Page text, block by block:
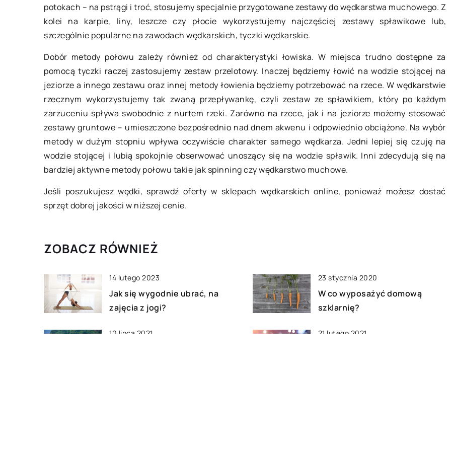
potokach – na pstrągi i troć, stosujemy specjalnie przygotowane zestawy do wędkarstwa muchowego. Z
kolei na karpie, liny, leszcze czy płocie wykorzystujemy najczęściej zestawy spławikowe lub,
szczególnie popularne na zawodach wędkarskich, tyczki wędkarskie.
Dobór metody połowu zależy również od charakterystyki łowiska. W miejsca trudno dostępne za
pomocą tyczki raczej zastosujemy zestaw przelotowy. Inaczej będziemy łowić na wodzie stojącej na
jeziorze a innego zestawu oraz innej metody łowienia będziemy potrzebować na rzece. W wędkarstwie
rzecznym wykorzystujemy tak zwaną przepływankę, czyli zestaw ze spławikiem, który po każdym
zarzuceniu spływa swobodnie z nurtem rzeki. Zarówno na rzece, jak i na jeziorze możemy stosować
zestawy gruntowe – umieszczone bezpośrednio nad dnem akwenu i odpowiednio obciążone. Na wybór
metody w dużym stopniu wpływa oczywiście charakter samego wędkarza. Jedni lepiej się czuję na
wodzie stojącej i lubią spokojnie obserwować unoszący się na wodzie spławik. Inni zdecydują się na
bardziej aktywne metody połowu takie jak spinning czy wędkarstwo muchowe.
Jeśli poszukujesz wędki, sprawdź oferty w sklepach wędkarskich online, ponieważ możesz dostać
sprzęt dobrej jakości w niższej cenie.
ZOBACZ RÓWNIEŻ
14 lutego 2023
Jak się wygodnie ubrać, na
zajęcia z jogi?
23 stycznia 2020
W co wyposażyć domową
szklarnię?
10 lipca 2021 21 lutego 2021
września 2022
silnikowy – Wszystko, co
wiedzieć, ale wstydzisz się
silnikowy jest siłą napędową
samochodu. Smaruje i
silnik poprzez zmniejszenie
i ciepła. Bez oleju silnikowego
[…]
05 czerwca 2021
W jaki sposób farbowane są włosy
u profesjonalnego fryzjera?
Farbowanie włosów, inaczej
koloryzacja, to proces, którego celem
jest zamiana naturalnego ich koloru
na wybrany z palety barw lub
mieszanki […]
11 czerwca 2021
Mówi się, że dłonie to wizytówka
człowieka. Oprócz twarzy to
na nie najszybciej zwraca się
Za to manicure […]